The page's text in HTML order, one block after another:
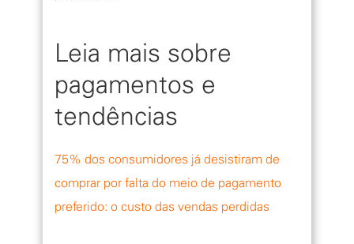
Leia mais sobre
pagamentos e
tendências
75% dos consumidores já desistiram de
comprar por falta do meio de pagamento
preferido: o custo das vendas perdidas